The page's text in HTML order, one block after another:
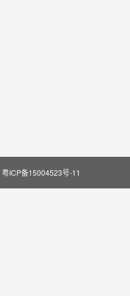
粤ICP备15004523号-11